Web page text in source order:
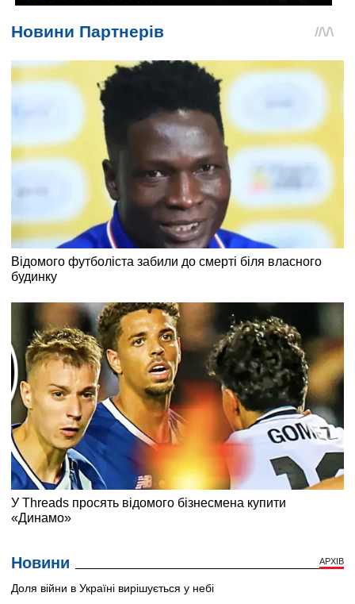
Новини АРХІВ
Доля війни в Україні вирішується у небі